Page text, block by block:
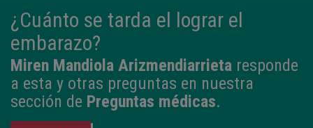
¿Cuánto se tarda el lograr el
embarazo?
Miren Mandiola Arizmendiarrieta responde
a esta y otras preguntas en nuestra
sección de Preguntas médicas.